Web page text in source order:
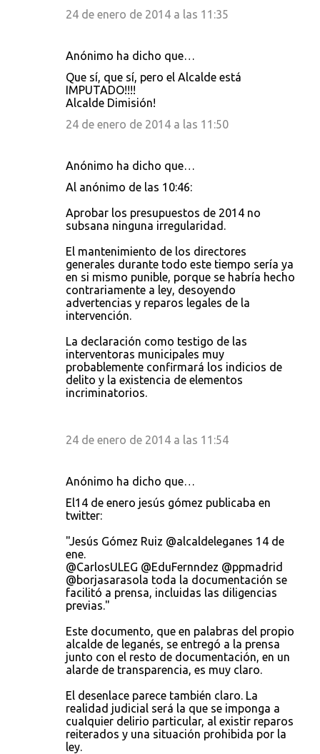
24 de enero de 2014 a las 11:35
Anónimo ha dicho que…
Que sí, que sí, pero el Alcalde está
IMPUTADO!!!!
Alcalde Dimisión!
24 de enero de 2014 a las 11:50
Anónimo ha dicho que…
Al anónimo de las 10:46:
Aprobar los presupuestos de 2014 no
subsana ninguna irregularidad.
El mantenimiento de los directores
generales durante todo este tiempo sería ya
en si mismo punible, porque se habría hecho
contrariamente a ley, desoyendo
advertencias y reparos legales de la
intervención.
La declaración como testigo de las
interventoras municipales muy
probablemente confirmará los indicios de
delito y la existencia de elementos
incriminatorios.
24 de enero de 2014 a las 11:54
Anónimo ha dicho que…
El14 de enero jesús gómez publicaba en
twitter:
"Jesús Gómez Ruiz ‏@alcaldeleganes 14 de
ene.
@CarlosULEG @EduFernndez @ppmadrid
@borjasarasola toda la documentación se
facilitó a prensa, incluidas las diligencias
previas."
Este documento, que en palabras del propio
alcalde de leganés, se entregó a la prensa
junto con el resto de documentación, en un
alarde de transparencia, es muy claro.
El desenlace parece también claro. La
realidad judicial será la que se imponga a
cualquier delirio particular, al existir reparos
reiterados y una situación prohibida por la
ley.